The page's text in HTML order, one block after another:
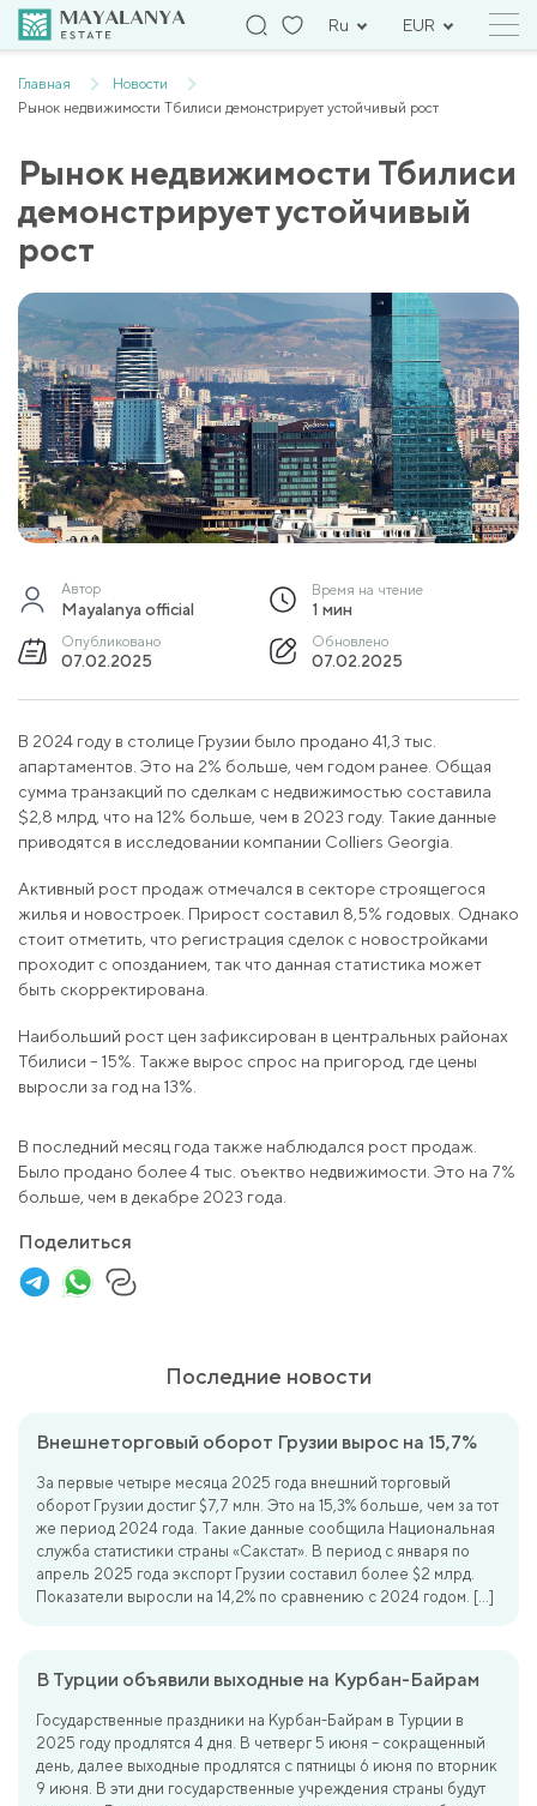
Ru EUR
Главная
Новости
Рынок недвижимости Тбилиси демонстрирует устойчивый рост
Рынок недвижимости Тбилиси
демонстрирует устойчивый
рост
Автор
Mayalanya official
Время на чтение
1 мин
Опубликовано
07.02.2025
Обновлено
07.02.2025
В 2024 году в столице Грузии было продано 41,3 тыс.
апартаментов. Это на 2% больше, чем годом ранее. Общая
сумма транзакций по сделкам с недвижимостью составила
$2,8 млрд, что на 12% больше, чем в 2023 году. Такие данные
приводятся в исследовании компании Colliers Georgia.
Активный рост продаж отмечался в секторе строящегося
жилья и новостроек. Прирост составил 8,5% годовых. Однако
стоит отметить, что регистрация сделок с новостройками
проходит с опозданием, так что данная статистика может
быть скорректирована.
Наибольший рост цен зафиксирован в центральных районах
Тбилиси – 15%. Также вырос спрос на пригород, где цены
выросли за год на 13%.
В последний месяц года также наблюдался рост продаж.
Было продано более 4 тыс. оъектво недвижимости. Это на 7%
больше, чем в декабре 2023 года.
Поделиться
Последние новости
Внешнеторговый оборот Грузии вырос на 15,7%
За первые четыре месяца 2025 года внешний торговый
оборот Грузии достиг $7,7 млн. Это на 15,3% больше, чем за тот
же период 2024 года. Такие данные сообщила Национальная
служба статистики страны «Сакстат». В период с января по
апрель 2025 года экспорт Грузии составил более $2 млрд.
Показатели выросли на 14,2% по сравнению с 2024 годом. […]
В Турции объявили выходные на Курбан-Байрам
Государственные праздники на Курбан-Байрам в Турции в
2025 году продлятся 4 дня. В четверг 5 июня – сокращенный
день, далее выходные продлятся с пятницы 6 июня по вторник
9 июня. В эти дни государственные учреждения страны будут